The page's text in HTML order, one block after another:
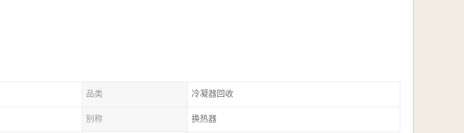
品类 冷凝器回收
别称 换热器